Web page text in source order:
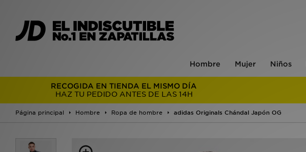
Hombre Mujer Niños
RECOGIDA EN TIENDA EL MISMO DÍA
HAZ TU PEDIDO ANTES DE LAS 14H
Página principal Hombre Ropa de hombre adidas Originals Chándal Japón OG